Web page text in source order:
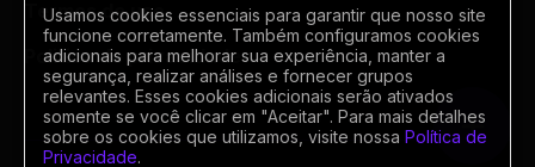
Termos de uso
Politica de privacidade
Usamos cookies essenciais para garantir que nosso site
funcione corretamente. Também configuramos cookies
adicionais para melhorar sua experiência, manter a
segurança, realizar análises e fornecer grupos
relevantes. Esses cookies adicionais serão ativados
somente se você clicar em "Aceitar". Para mais detalhes
sobre os cookies que utilizamos, visite nossa Política de
Privacidade.